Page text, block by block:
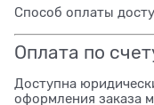
Способ оплаты
Оплата по
Доступна
оформления заказа